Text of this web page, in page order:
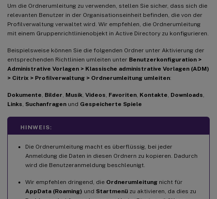
Um die Ordnerumleitung zu verwenden, stellen Sie sicher, dass sich die
relevanten Benutzer in der Organisationseinheit befinden, die von der
Profilverwaltung verwaltet wird. Wir empfehlen, die Ordnerumleitung
mit einem Gruppenrichtlinienobjekt in Active Directory zu konfigurieren.
Beispielsweise können Sie die folgenden Ordner unter Aktivierung der
entsprechenden Richtlinien umleiten unter Benutzerkonfiguration >
Administrative Vorlagen > Klassische administrative Vorlagen (ADM)
> Citrix > Profilverwaltung > Ordnerumleitung umleiten:
Dokumente Bilder Musik Videos Favoriten Kontakte Downloads
Links Suchanfragen und Gespeicherte Spiele
HINWEIS:
Die Ordnerumleitung macht es überflüssig, bei jeder
Anmeldung die Daten in diesen Ordnern zu kopieren. Dadurch
wird die Benutzeranmeldung beschleunigt.
Wir empfehlen dringend, die Ordnerumleitung nicht für
AppData (Roaming) und Startmenü zu aktivieren, da dies zu